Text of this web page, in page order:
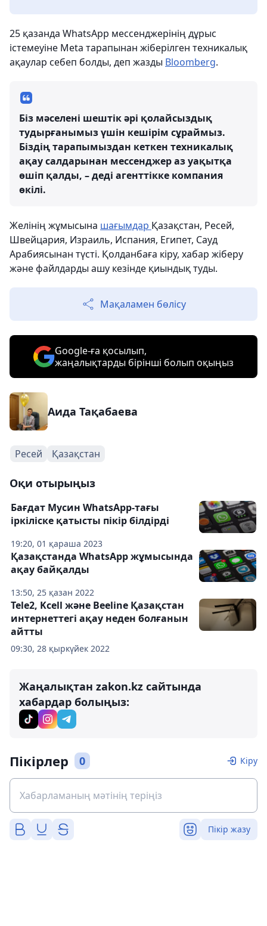
25 қазанда WhatsApp мессенджерінің дұрыс
істемеуіне Meta тарапынан жіберілген техникалық
ақаулар себеп болды, деп жазды Bloomberg.
Біз мәселені шештік әрі қолайсыздық
тудырғанымыз үшін кешірім сұраймыз.
Біздің тарапымыздан кеткен техникалық
ақау салдарынан мессенджер аз уақытқа
өшіп қалды, – деді агенттікке компания
өкілі.
Желінің жұмысына шағымдар Қазақстан, Ресей,
Швейцария, Израиль, Испания, Египет, Сауд
Арабиясынан түсті. Қолданбаға кіру, хабар жіберу
және файлдарды ашу кезінде қиындық туды.
Мақаламен бөлісу
Google-ға қосылып,
жаңалықтарды бірінші болып оқыңыз
Аида Тақабаева
Ресей Қазақстан
Оқи отырыңыз
19:20, 01 қараша 2023
Бағдат Мусин WhatsApp-тағы
іркіліске қатысты пікір білдірді
13:50, 25 қазан 2022
Қазақстанда WhatsApp жұмысында
ақау байқалды
09:30, 28 қыркүйек 2022
Tele2, Kcell және Beeline Қазақстан
интернеттегі ақау неден болғанын
айтты
Жаңалықтан zakon.kz сайтында
хабардар болыңыз:
Пікірлер 0 Кіру
Пікір жазу